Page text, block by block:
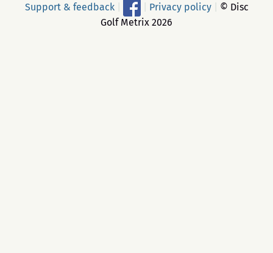
Support & feedback Privacy policy
© Disc
Golf Metrix 2026